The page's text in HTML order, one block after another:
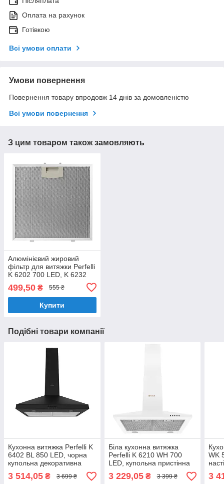
Оплата на рахунок
Готівкою
Всі умови оплати
Умови повернення
Повернення товару впродовж 14 днів за домовленістю
Всі умови повернення
З цим товаром також замовляють
Алюмінієвий жировий
фільтр для витяжки Perfelli
K 6202 700 LED, K 6232
0063
499,50 ₴ 555 ₴
Купити
Подібні товари компанії
Кухонна витяжка Perfelli K
6402 BL 850 LED, чорна
купольна декоративна
настінна витяжка на
кухню, 60 см
3 514,05 ₴ 3 699 ₴
Біла кухонна витяжка
Perfelli K 6210 WH 700
LED, купольна пристінна
декоративна, шириною 60
см
3 229,05₴ 3 399 ₴
WK
700
3